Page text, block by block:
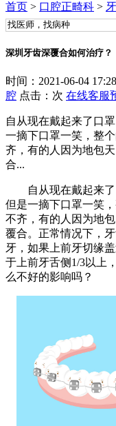
首页 > 口腔正畸科 >
深圳牙齿深覆合如何治疗？
时间：2021-06-04
腔 点击： 次 在线客服
自从现在戴起来了口
一摘下口罩一笑，整
齐，有的人因为地包
合...
自从现在戴起来了
但是一摘下口罩一笑
不齐，有的人因为地
覆合。正常情况下，
牙，如果上前牙切缘
于上前牙舌侧1/3以上
么不好的影响吗？